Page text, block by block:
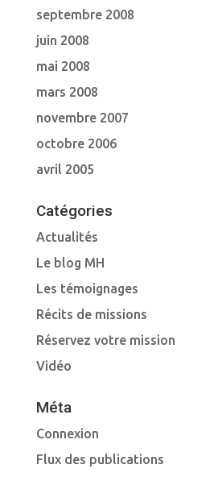
septembre 2008
juin 2008
mai 2008
mars 2008
novembre 2007
octobre 2006
avril 2005
Catégories
Actualités
Le blog MH
Les témoignages
Récits de missions
Réservez votre mission
Vidéo
Méta
Connexion
Flux des publications